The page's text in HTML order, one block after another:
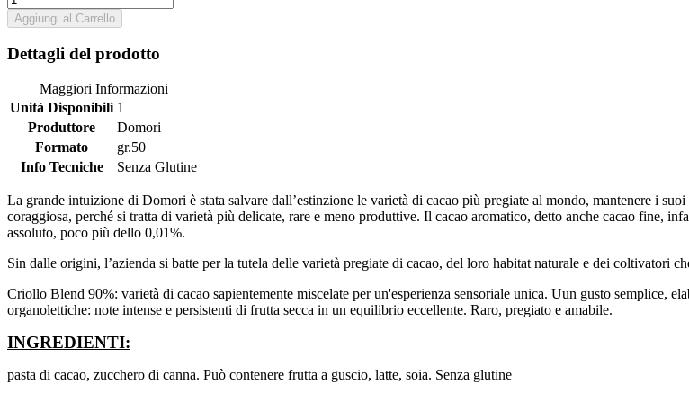
Aggiungi al Carrello
Dettagli del prodotto
Maggiori Informazioni
Unità Disponibili 1
Produttore
Domori
Formato
gr.50
Info Tecniche
Senza Glutine
La grande intuizione di Domori è stata salvare dall’estinzione le varietà di cacao più pregiate al mondo, mantenere i
coraggiosa, perché si tratta di varietà più delicate, rare e meno produttive. Il cacao aromatico, detto anche cacao fine,
assoluto, poco più dello 0,01%.
Sin dalle origini, l’azienda si batte per la tutela delle varietà pregiate di cacao, del loro habitat naturale e dei coltivatori
Criollo Blend 90%: varietà di cacao sapientemente miscelate per un'esperienza sensoriale unica. Uun gusto semplice,
organolettiche: note intense e persistenti di frutta secca in un equilibrio eccellente. Raro, pregiato e amabile.
INGREDIENTI:
pasta di cacao, zucchero di canna. Può contenere frutta a guscio, latte, soia. Senza glutine